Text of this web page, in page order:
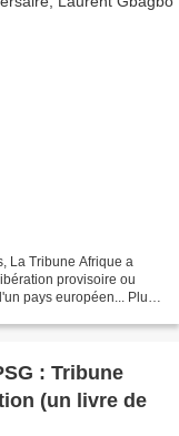
La Tribune Afrique a
provisoire ou
pays européen... Plus
: Tribune
(un livre de